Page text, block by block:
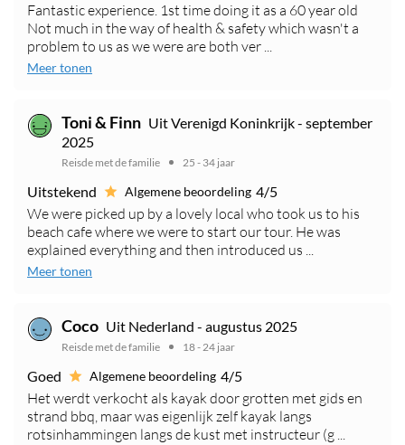
Fantastic experience. 1st time doing it as a 60 year old
Not much in the way of health & safety which wasn't a
problem to us as we were are both ver ...
Meer tonen
Toni & Finn Uit Verenigd Koninkrijk - september
2025
Reisde met de familie 25 - 34 jaar
Uitstekend Algemene beoordeling 4/5
We were picked up by a lovely local who took us to his
beach cafe where we were to start our tour. He was
explained everything and then introduced us ...
Meer tonen
Coco Uit Nederland - augustus 2025
Reisde met de familie 18 - 24 jaar
Goed Algemene beoordeling 4/5
Het werdt verkocht als kayak door grotten met gids en
strand bbq, maar was eigenlijk zelf kayak langs
rotsinhammingen langs de kust met instructeur (g ...